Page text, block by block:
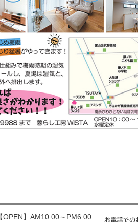
【OPEN】AM10:00～PM6:00